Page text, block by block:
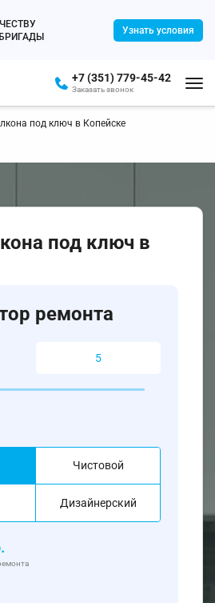
Узнать условия
+7 (351) 779-45-42
Заказать звонок
под ключ в Копейске
под ключ в
ремонта
Чистовой
Дизайнерский